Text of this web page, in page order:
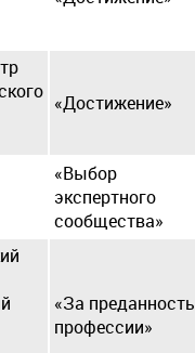
«Достижение»
«Выбор
экспертного
сообщества»
«За преданность
профессии»